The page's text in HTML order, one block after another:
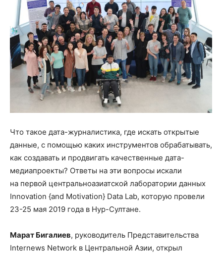
Что такое дата-журналистика, где искать открытые
данные, с помощью каких инструментов обрабатывать,
как создавать и продвигать качественные дата-
медиапроекты? Ответы на эти вопросы искали
на первой центральноазиатской лаборатории данных
Innovation {and Motivation} Data Lab, которую провели
23-25 мая 2019 года в Нур-Султане.
Марат Бигалиев, руководитель Представительства
Internews Network в Центральной Азии, открыл